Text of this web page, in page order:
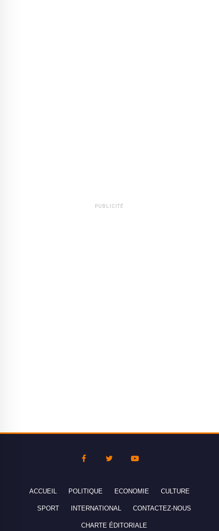
PUBLICITÉ
ACCUEIL POLITIQUE ECONOMIE CULTURE
SPORT INTERNATIONAL CONTACTEZ-NOUS
CHARTE ÉDITORIALE